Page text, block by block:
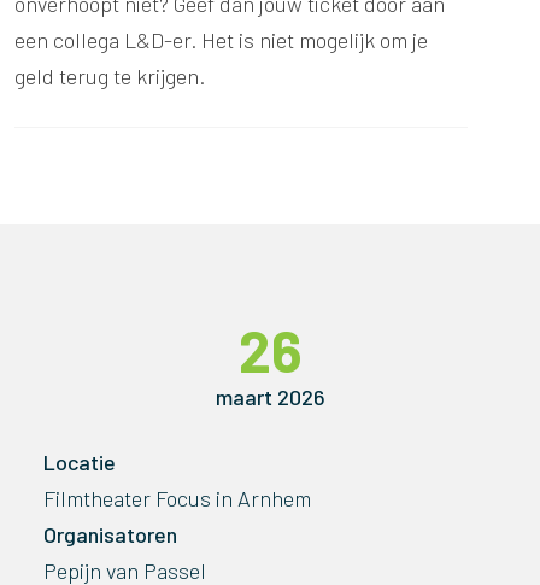
een collega L&D-er. Het is niet mogelijk om je
geld terug te krijgen.
26
maart 2026
Locatie
Filmtheater Focus in Arnhem
Organisatoren
Pepijn van Passel